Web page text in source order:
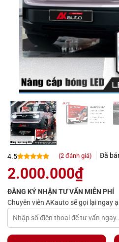
4.5
4.5trên 5
dựa trên
(2đánh giá) Đã
2.000.000₫
ĐĂNG KÝ NHẬN TƯ VẤN MIỄN PHÍ
Chuyên viên AKauto sẽ gọi lại ngay